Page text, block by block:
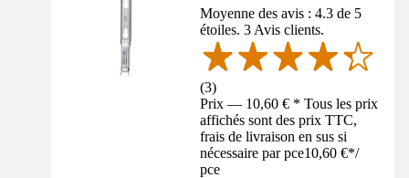
Moyenne des avis : 4.3 de 5
étoiles. 3 Avis clients.
(3)
Prix — 10,60 € * Tous les prix
affichés sont des prix TTC,
frais de livraison en sus si
nécessaire par pce10,60 €*/
pce